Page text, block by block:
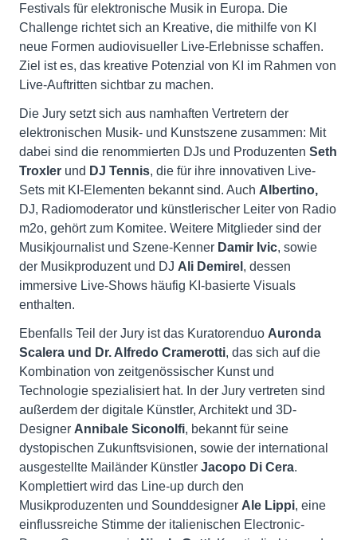
Festivals für elektronische Musik in Europa. Die
Challenge richtet sich an Kreative, die mithilfe von KI
neue Formen audiovisueller Live-Erlebnisse schaffen.
Ziel ist es, das kreative Potenzial von KI im Rahmen von
Live-Auftritten sichtbar zu machen.
Die Jury setzt sich aus namhaften Vertretern der
elektronischen Musik- und Kunstszene zusammen: Mit
dabei sind die renommierten DJs und Produzenten Seth
Troxler und DJ Tennis, die für ihre innovativen Live-
Sets mit KI-Elementen bekannt sind. Auch Albertino,
DJ, Radiomoderator und künstlerischer Leiter von Radio
m2o, gehört zum Komitee. Weitere Mitglieder sind der
Musikjournalist und Szene-Kenner Damir Ivic, sowie
der Musikproduzent und DJ Ali Demirel , dessen
immersive Live-Shows häufig KI-basierte Visuals
enthalten.
Ebenfalls Teil der Jury ist das Kuratorenduo Auronda
Scalera und Dr. Alfredo Cramerotti, das sich auf die
Kombination von zeitgenössischer Kunst und
Technologie spezialisiert hat. In der Jury vertreten sind
außerdem der digitale Künstler, Architekt und 3D-
Designer Annibale Siconolfi, bekannt für seine
dystopischen Zukunftsvisionen, sowie der international
ausgestellte Mailänder Künstler Jacopo Di Cera.
Komplettiert wird das Line-up durch den
Musikproduzenten und Sounddesigner Ale Lippi, eine
einflussreiche Stimme der italienischen Electronic-